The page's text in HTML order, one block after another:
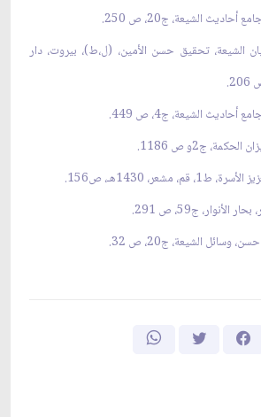
الشيعة، تحقيق حسن الأمين، (ل،ط)، بيروت، دار